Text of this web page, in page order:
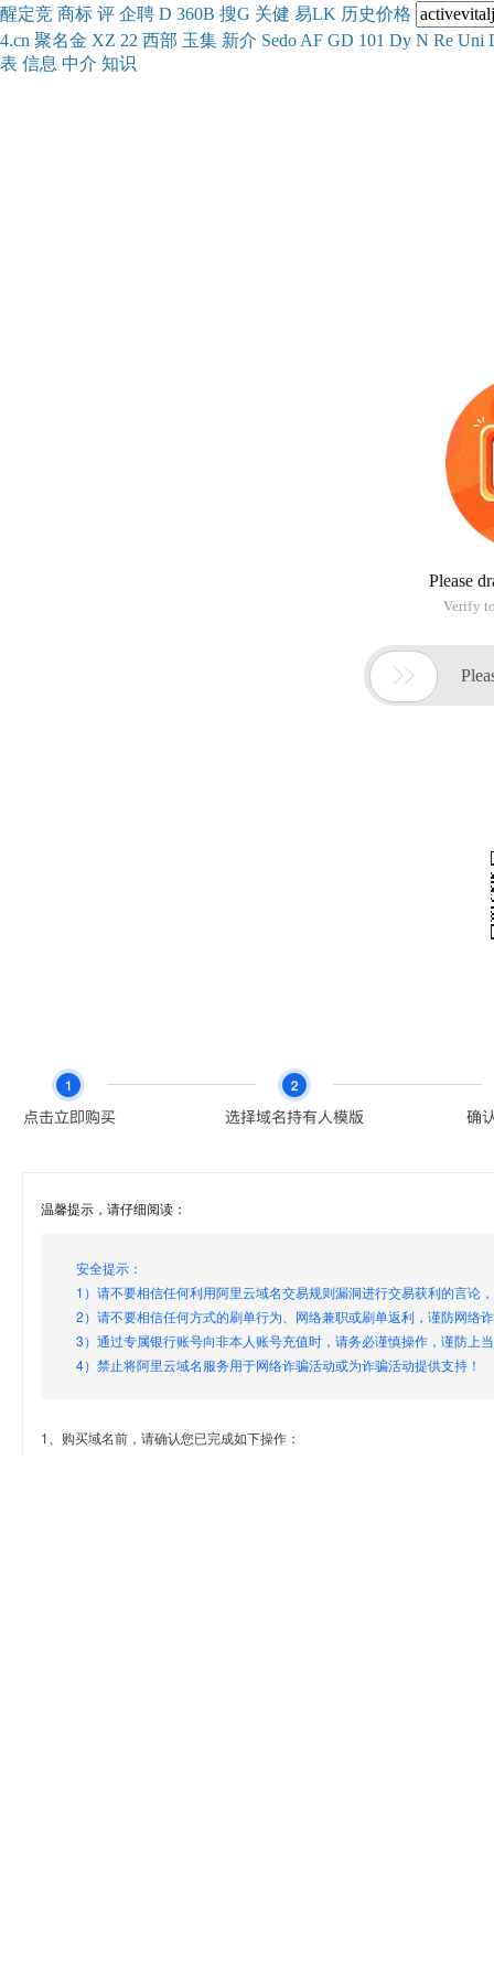
醒定竞 商标 评 企聘 D 360B 搜G 关健 易LK 历史价格
4.cn 聚名金 XZ 22 西部 玉集 新介 Sedo AF GD 101 Dy N Re Uni
表 信息 中介 知识